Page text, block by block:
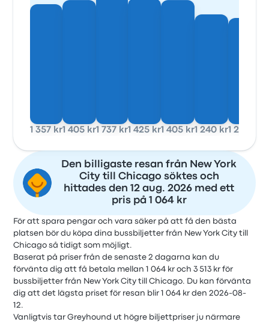
1 357 kr1 405 kr1 737 kr1 425 kr1 405 kr1 240 kr1 201 kr
Den billigaste resan från New York
City till Chicago söktes och
hittades den 12 aug. 2026 med ett
pris på 1 064 kr
För att spara pengar och vara säker på att få den bästa
platsen bör du köpa dina bussbiljetter från New York City till
Chicago så tidigt som möjligt.
Baserat på priser från de senaste 2 dagarna kan du
förvänta dig att få betala mellan 1 064 kr och 3 513 kr för
bussbiljetter från New York City till Chicago. Du kan förvänta
dig att det lägsta priset för resan blir 1 064 kr den 2026-08-
12.
Vanligtvis tar Greyhound ut högre biljettpriser ju närmare